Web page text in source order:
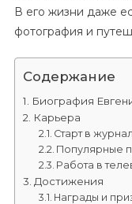
В его жизни даже
фотография и
Содержание
Биография
Карьера
Старт в
Популярные
Работа в
Достижения
Награды и